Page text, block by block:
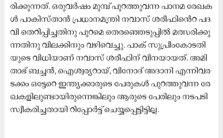
രി​ക്കു​ന്ന​ത്. ഒ​രു​വ​ർ​ഷം മു​മ്പ്​ പു​റ​ത്തു​വ​ന്ന പാ​ന​മ രേ​ഖ​ക​
ൾ പാ​കി​സ്​​താ​ൻ പ്ര​ധാ​ന​മ​ന്ത്രി ന​വാ​സ്​ ശ​രീ​ഫി​െൻ​റ പ​ദ​
വി തെ​റി​പ്പി​ച്ച​തി​നു​ പു​റ​മെ തെ​ര​ഞ്ഞെ​ടു​പ്പി​ൽ മ​ത്സ​രി​ക്കു​
ന്ന​തി​നു വി​ല​ക്കി​നും വ​ഴി​വെ​ച്ചു. പാ​ക്​ സു​പ്രീം​കോ​ട​തി​
യു​ടെ വി​ധി​യാ​ണ്​ ന​വാ​സ്​ ശ​രീ​ഫി​ന്​ വി​ന​യാ​യ​ത്. അ​മി​
താ​ഭ്​ ബ​ച്ച​ൻ, ​െഎ​ശ്വ​ര്യ​റാ​യ്, വി​നോ​ദ്​ അദാ​നി എ​ന്നി​വ​ര​
ട​ക്കം ഒ​േ​ട്ട​റെ ഇന്ത്യ​ക്കാ​രു​ടെ പേ​രു​ക​ൾ പു​റ​ത്തു​വ​ന്ന രേ​
ഖ​ക​ളി​ലു​ണ്ടാ​യി​രു​ന്നെ​ങ്കി​ലും ആ​രു​ടെ പേ​രി​ലും ന​ട​പ​ടി
സ്വീ​ക​രി​ച്ച​താ​യി റി​പ്പോ​ർ​ട്ട്​ ചെ​യ്യ​പ്പെ​ട്ടി​ട്ടി​ല്ല.